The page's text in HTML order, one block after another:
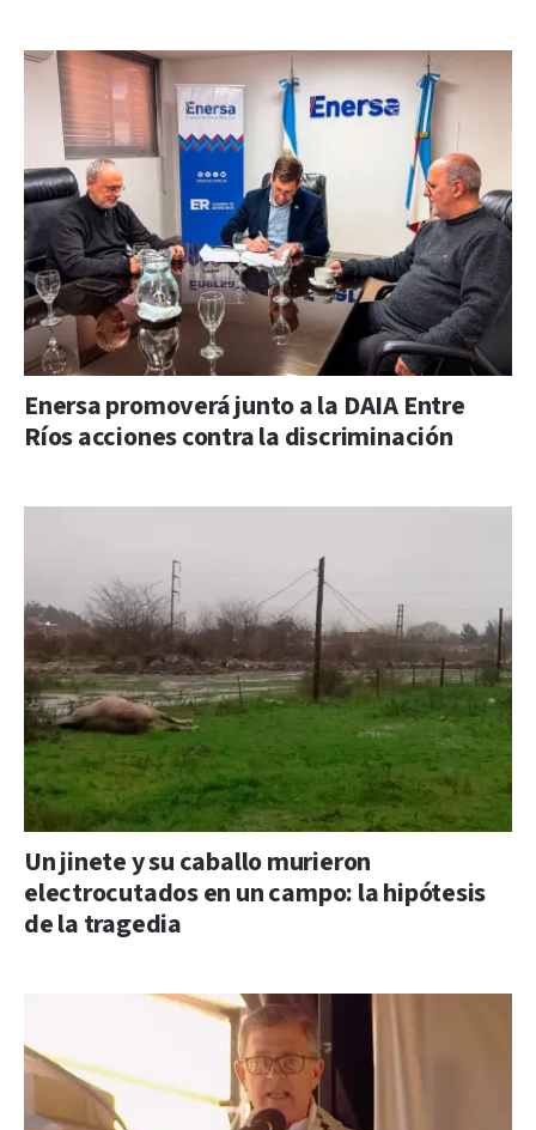
Enersa promoverá junto a la DAIA Entre
Ríos acciones contra la discriminación
Un jinete y su caballo murieron
electrocutados en un campo: la hipótesis
de la tragedia